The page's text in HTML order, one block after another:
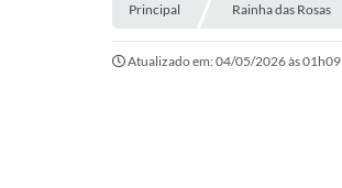
Principal Rainha das Rosas
Atualizado em: 04/05/2026 às 01h09